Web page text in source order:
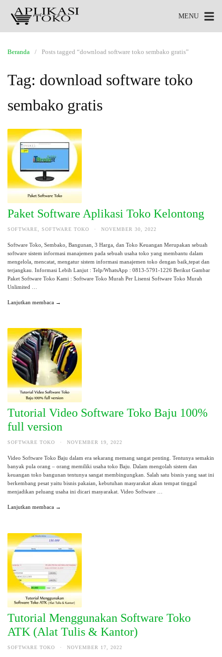
MENU
Beranda Posts tagged “download software toko sembako gratis”
Tag: download software toko
sembako gratis
Paket Software Aplikasi Toko Kelontong
SOFTWARE SOFTWARE TOKO · NOVEMBER 30, 2022
Software Toko, Sembako, Bangunan, 3 Harga, dan Toko Keuangan Merupakan sebuah
software sistem informasi manajemen pada sebuah usaha toko yang membantu dalam
mengelola, mencatat, mengatur sistem informasi manajemen toko dengan baik,tepat dan
terjangkau. Informasi Lebih Lanjut : Telp/WhatsApp : 0813-5791-1226 Berikut Gambar
Paket Software Toko Kami : Software Toko Murah Per Lisensi Software Toko Murah
Unlimited …
Lanjutkan membaca →
Tutorial Video Software Toko Baju 100%
full version
SOFTWARE TOKO · NOVEMBER 19, 2022
Video Software Toko Baju dalam era sekarang memang sangat penting. Tentunya semakin
banyak pula orang – orang memiliki usaha toko Baju. Dalam mengolah sistem dan
keuangan toko bangunan tentunya sangat membingungkan. Salah satu bisnis yang saat ini
berkembang pesat yaitu bisnis pakaian, kebutuhan masyarakat akan tempat tinggal
menjadikan peluang usaha ini dicari masyarakat. Video Software …
Lanjutkan membaca →
Tutorial Menggunakan Software Toko
ATK (Alat Tulis & Kantor)
SOFTWARE TOKO · NOVEMBER 17, 2022